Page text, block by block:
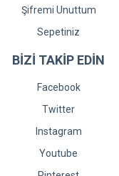
Şifremi Unuttum
Sepetiniz
BİZİ TAKİP EDİN
Facebook
Twitter
Instagram
Youtube